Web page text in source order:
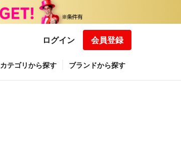
ログイン 会員登録
カテゴリから探す ブランドから探す